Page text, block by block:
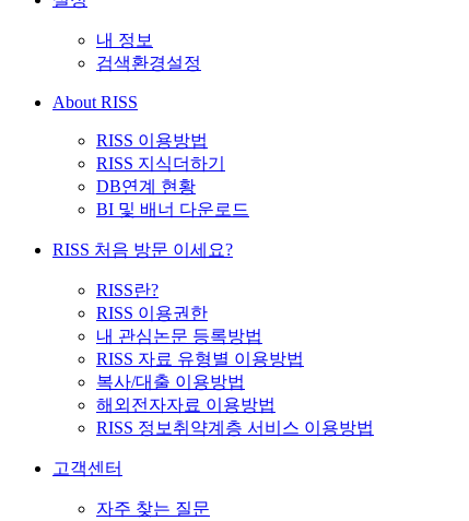
내 정보
검색환경설정
About RISS
RISS 이용방법
RISS 지식더하기
DB연계 현황
BI 및 배너 다운로드
RISS 처음 방문 이세요?
RISS란?
RISS 이용권한
내 관심논문 등록방법
RISS 자료 유형별 이용방법
복사/대출 이용방법
해외전자자료 이용방법
RISS 정보취약계층 서비스 이용방법
고객센터
자주 찾는 질문